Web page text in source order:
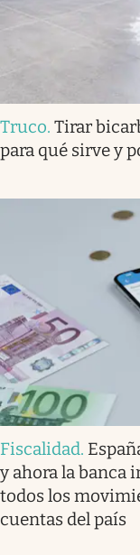
Truco. Tirar
para qué sirve y
Fiscalidad.
y ahora la banca
todos los
cuentas del país